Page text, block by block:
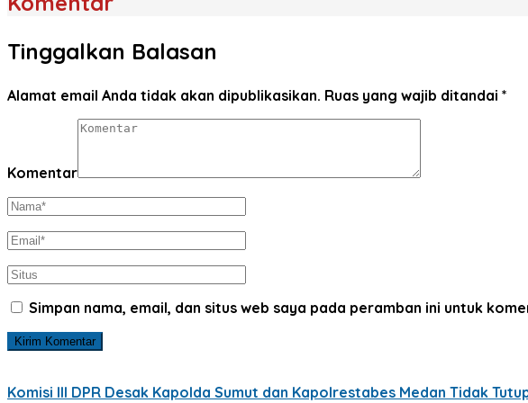
Tinggalkan Balasan
Alamat email Anda tidak akan dipublikasikan. Ruas yang wajib ditandai *
Komentar
Simpan nama, email, dan situs web saya pada peramban ini untuk
Komisi III DPR Desak Kapolda Sumut dan Kapolrestabes Medan Tidak